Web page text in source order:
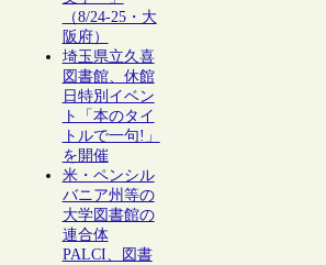
（8/24-25・大
阪府）
埼玉県立久喜
図書館、休館
日特別イベン
ト「本のタイ
トルで一句!」
を開催
米・ペンシル
バニア州等の
大学図書館の
連合体
PALCI、図書